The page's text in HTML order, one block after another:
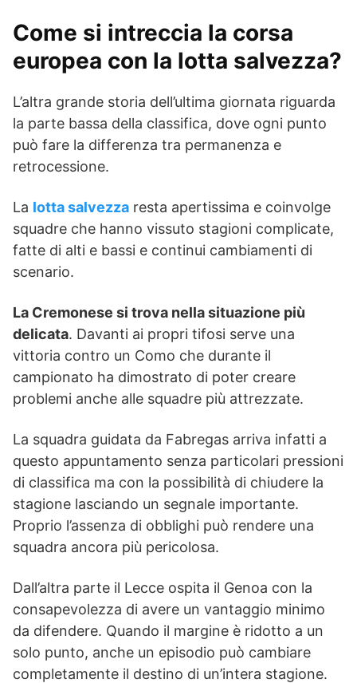
Come si intreccia la corsa
europea con la lotta salvezza?
L’altra grande storia dell’ultima giornata riguarda
la parte bassa della classifica, dove ogni punto
può fare la differenza tra permanenza e
retrocessione.
La lotta salvezza resta apertissima e coinvolge
squadre che hanno vissuto stagioni complicate,
fatte di alti e bassi e continui cambiamenti di
scenario.
La Cremonese si trova nella situazione più
delicata. Davanti ai propri tifosi serve una
vittoria contro un Como che durante il
campionato ha dimostrato di poter creare
problemi anche alle squadre più attrezzate.
La squadra guidata da Fabregas arriva infatti a
questo appuntamento senza particolari pressioni
di classifica ma con la possibilità di chiudere la
stagione lasciando un segnale importante.
Proprio l’assenza di obblighi può rendere una
squadra ancora più pericolosa.
Dall’altra parte il Lecce ospita il Genoa con la
consapevolezza di avere un vantaggio minimo
da difendere. Quando il margine è ridotto a un
solo punto, anche un episodio può cambiare
completamente il destino di un’intera stagione.